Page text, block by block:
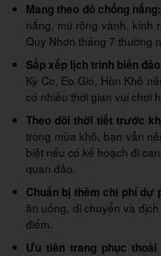
Mang theo đồ chống nắng:
nắng, mũ rộng vành, kính
Quy Nhơn tháng 7 thường
Sắp xếp lịch trình biển
Kỳ Co, Eo Gió, Hòn Khô
có nhiều thời gian vui chơi
Theo dõi thời tiết trước
trong mùa khô, bạn vẫn
biệt nếu có kế hoạch đi
quan đảo.
Chuẩn bị thêm chi phí dự
ăn uống, di chuyển và
điểm.
Ưu tiên trang phục thoải